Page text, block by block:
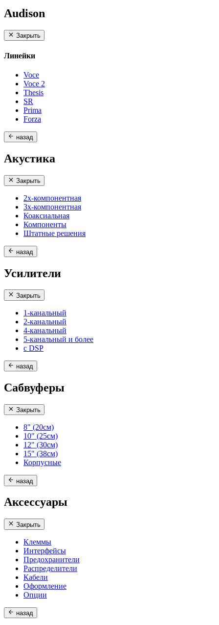
Audison
Закрыть
Линейки
Voce
Voce 2
Thesis
SR
Prima
Forza
назад
Акустика
Закрыть
2х-компонентная
3х-компонентная
Коаксиальная
Компоненты
Штатные решения
назад
Усилители
Закрыть
1-канальный
2-канальный
4-канальный
5-канальный и более
с DSP
назад
Сабвуферы
Закрыть
8" (20см)
10" (25см)
12" (30см)
15" (38см)
Корпусные
назад
Аксессуары
Закрыть
Клеммы
Интерфейсы
Предохранители
Распределители
Кабели
Оформление
Опции
назад